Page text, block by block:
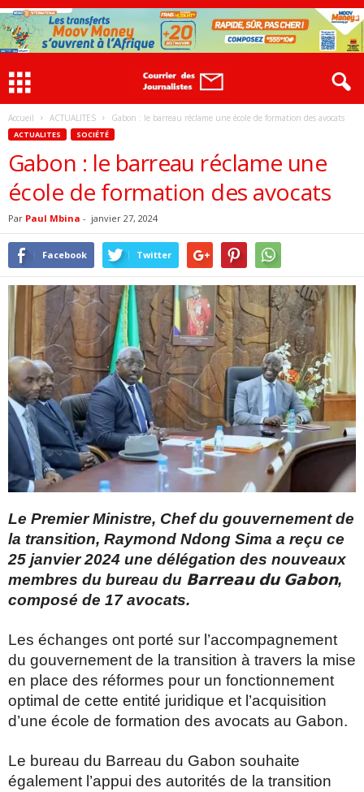
Accueil ACTUALITES Gabon : le barreau réclame une école de formation des avocats
ACTUALITES SOCIÉTÉ
Gabon : le barreau réclame une
école de formation des avocats
Par Paul Mbina - janvier 27, 2024
Facebook Twitter
Le Premier Ministre, Chef du gouvernement de
la transition, Raymond Ndong Sima a reçu ce
25 janvier 2024 une délégation des nouveaux
membres du bureau du 𝗕𝗮𝗿𝗿𝗲𝗮𝘂 𝗱𝘂 𝗚𝗮𝗯𝗼𝗻,
composé de 17 avocats.
Les échanges ont porté sur l’accompagnement
du gouvernement de la transition à travers la mise
en place des réformes pour un fonctionnement
optimal de cette entité juridique et l’acquisition
d’une école de formation des avocats au Gabon.
Le bureau du Barreau du Gabon souhaite
également l’appui des autorités de la transition